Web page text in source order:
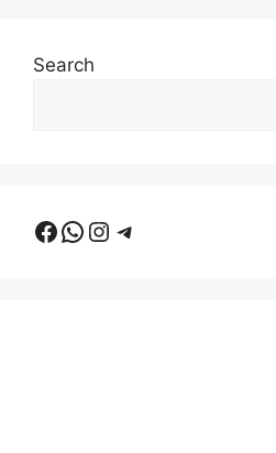
Search
Facebook
WhatsApp
Instagram
Telegram